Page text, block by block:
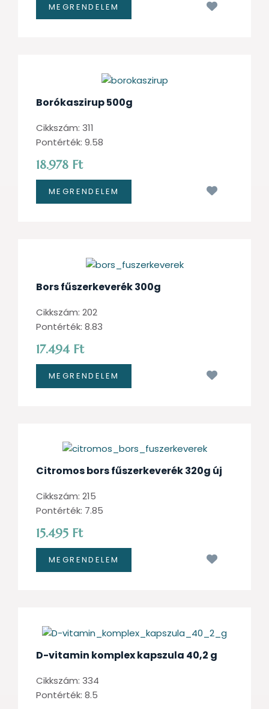
Borókaszirup 500g
Cikkszám: 311
Pontérték: 9.58
18.978 Ft
Bors fűszerkeverék 300g
Cikkszám: 202
Pontérték: 8.83
17.494 Ft
Citromos bors fűszerkeverék 320g új
Cikkszám: 215
Pontérték: 7.85
15.495 Ft
D-vitamin komplex kapszula 40,2 g
Cikkszám: 334
Pontérték: 8.5